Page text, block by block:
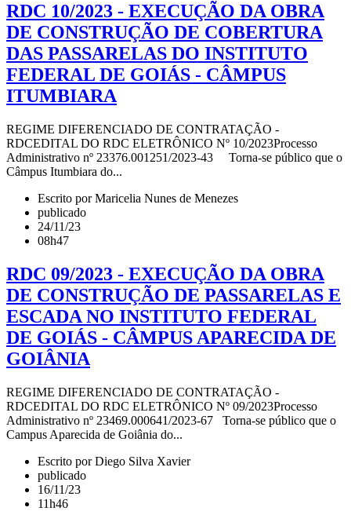
RDC 10/2023 - EXECUÇÃO DA OBRA
DE CONSTRUÇÃO DE COBERTURA
DAS PASSARELAS DO INSTITUTO
FEDERAL DE GOIÁS - CÂMPUS
ITUMBIARA
REGIME DIFERENCIADO DE CONTRATAÇÃO -
RDCEDITAL DO RDC ELETRÔNICO Nº 10/2023Processo
Administrativo nº 23376.001251/2023-43 Torna-se público que o
Câmpus Itumbiara do...
Escrito por Maricelia Nunes de Menezes
publicado
24/11/23
08h47
RDC 09/2023 - EXECUÇÃO DA OBRA
DE CONSTRUÇÃO DE PASSARELAS E
ESCADA NO INSTITUTO FEDERAL
DE GOIÁS - CÂMPUS APARECIDA DE
GOIÂNIA
REGIME DIFERENCIADO DE CONTRATAÇÃO -
RDCEDITAL DO RDC ELETRÔNICO Nº 09/2023Processo
Administrativo nº 23469.000641/2023-67 Torna-se público que o
Campus Aparecida de Goiânia do...
Escrito por Diego Silva Xavier
publicado
16/11/23
11h46